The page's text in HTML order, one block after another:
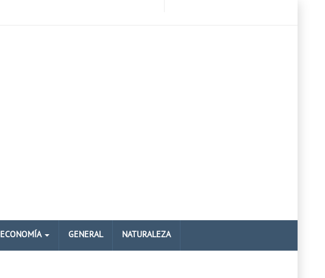
ECONOMÍA GENERAL NATURALEZA